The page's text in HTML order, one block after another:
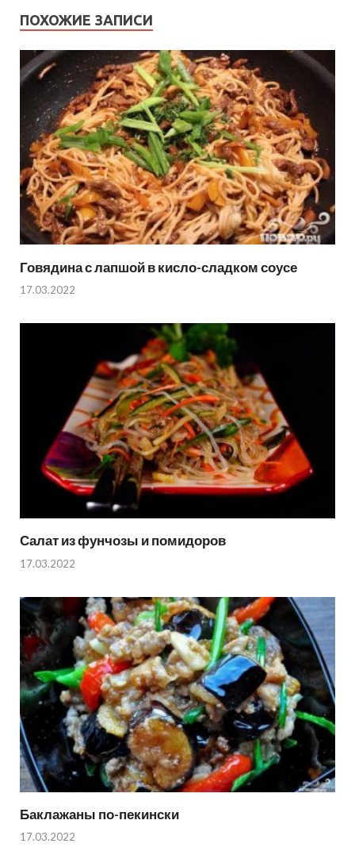
ПОХОЖИЕ ЗАПИСИ
Говядина с лапшой в кисло-сладком соусе
17.03.2022
Салат из фунчозы и помидоров
17.03.2022
Баклажаны по-пекински
17.03.2022